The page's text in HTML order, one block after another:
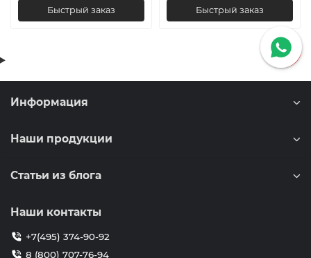
Быстрый заказ Быстрый заказ
Информация
Наши продукции
Статьи из блога
Наши контакты
+7(495) 374-90-92
8 (800) 707-76-94